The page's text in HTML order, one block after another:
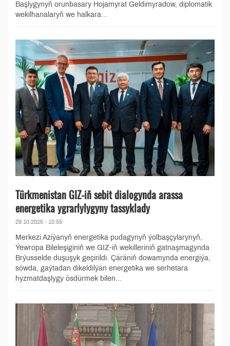
Başlygynyň orunbasary Hojamyrat Geldimyradow, diplomatik
wekilhanalaryň we halkara...
Türkmenistan GIZ-iň sebit dialogynda arassa
energetika ygrarlylygyny tassyklady
29.10.2025 - 10:55
Merkezi Aziýanyň energetika pudagynyň ýolbaşçylarynyň,
Ýewropa Bileleşiginiň we GIZ-iň wekilleriniň gatnaşmagynda
Brýusselde duşuşyk geçirildi. Çäräniň dowamynda energiýa,
söwda, gaýtadan dikeldilýän energetika we serhetara
hyzmatdaşlygy ösdürmek bilen...